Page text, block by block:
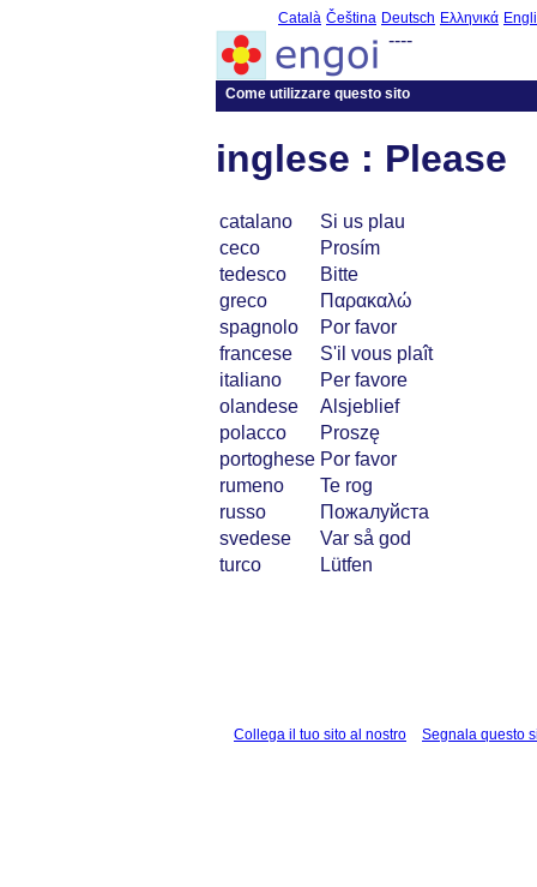
Català Čeština Deutsch Ελληνικά
----
Come utilizzare questo sito
inglese : Please
catalano
Si us plau
ceco
Prosím
tedesco
Bitte
greco
Παρακαλώ
spagnolo
Por favor
francese
S'il vous plaît
italiano
Per favore
olandese
Alsjeblief
polacco
Proszę
portoghese Por favor
rumeno
Te rog
russo
Пожалуйста
svedese
Var så god
turco
Lütfen
Collega il tuo sito al nostro Segnala questo